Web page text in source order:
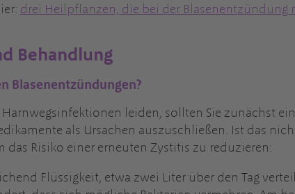
drei Heilpflanzen, die bei der Blasenentzündung
Behandlung
Blasenentzündungen?
Harnwegsinfektionen leiden, sollten Sie zunächst
als Ursachen auszuschließen. Ist das
das Risiko einer erneuten Zystitis zu reduzieren:
Flüssigkeit, etwa zwei Liter über den Tag